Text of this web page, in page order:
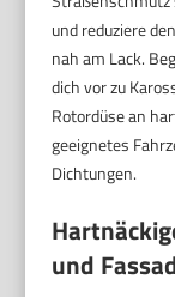
und reduziere
nah am Lack.
dich vor zu
Rotordüse an
geeignetes
Dichtungen.
und